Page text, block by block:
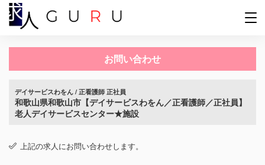
お問い合わせ
デイサービスわをん / 正看護師 正社員
和歌山県和歌山市【デイサービスわをん／正看護師／正社員】
老人デイサービスセンター★施設
上記の求人にお問い合わせします。